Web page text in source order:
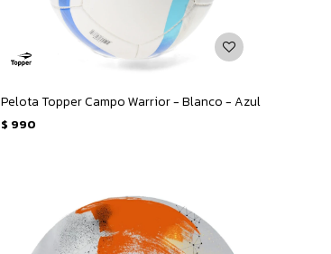
Pelota Topper Campo Warrior - Blanco - Azul
$ 990